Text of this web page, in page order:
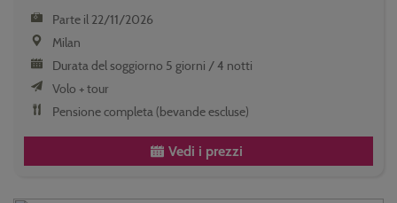
Parte il 22/11/2026
Milan
Durata del soggiorno 5 giorni / 4 notti
Volo + tour
Pensione completa (bevande escluse)
Vedi i prezzi